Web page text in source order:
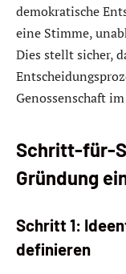
demokratische
eine Stimme,
Dies stellt sicher,
Genossenschaft
Schritt-für-
Gründung
Schritt 1:
definieren